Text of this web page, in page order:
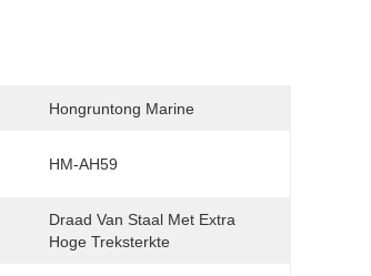
Hongruntong Marine
HM-AH59
Draad Van Staal Met Extra
Hoge Treksterkte